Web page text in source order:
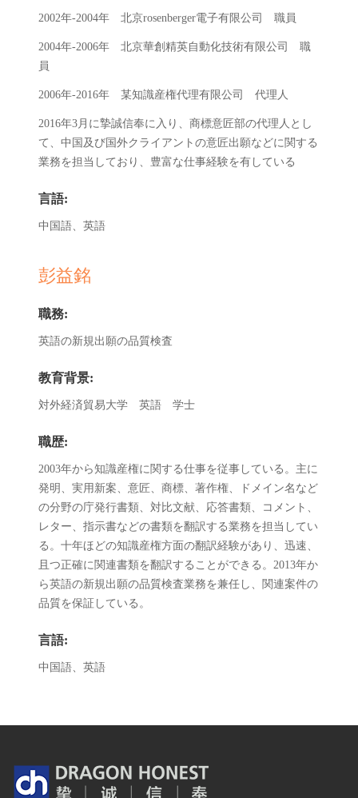
2002年-2004年 北京rosenberger電子有限公司 職員
2004年-2006年 北京華創精英自動化技術有限公司 職
員
2006年-2016年 某知識産権代理有限公司 代理人
2016年3月に摯誠信奉に入り、商標意匠部の代理人とし
て、中国及び国外クライアントの意匠出願などに関する
業務を担当しており、豊富な仕事経験を有している
言語:
中国語、英語
彭益銘
職務:
英語の新規出願の品質検査
教育背景:
対外経済貿易大学 英語 学士
職歴:
2003年から知識産権に関する仕事を従事している。主に
発明、実用新案、意匠、商標、著作権、ドメイン名など
の分野の庁発行書類、対比文献、応答書類、コメント、
レター、指示書などの書類を翻訳する業務を担当してい
る。十年ほどの知識産権方面の翻訳経験があり、迅速、
且つ正確に関連書類を翻訳することができる。2013年か
ら英語の新規出願の品質検査業務を兼任し、関連案件の
品質を保証している。
言語:
中国語、英語